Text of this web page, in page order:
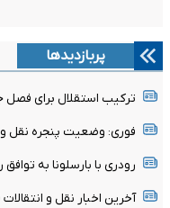
پربازدیدها
ترکیب استقلال برای فصل
فوری: وضعیت پنجره نقل
رودری با بارسلونا به
آخرین اخبار نقل و انتقالات